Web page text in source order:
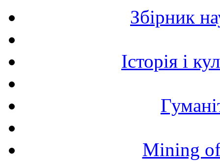
Збірник
Історія і
Mining